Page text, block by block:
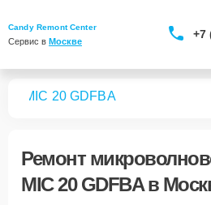
Candy Remont Center
Сервис в Москве
+7
MIC 20 GDFBA
Ремонт
MIC 20 GDFBAв